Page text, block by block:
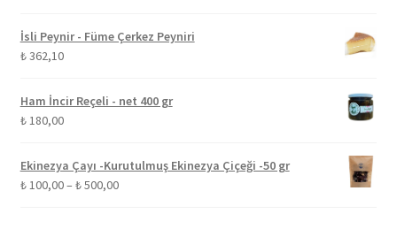
İsli Peynir - Füme Çerkez Peyniri
₺362,10
Ham İncir Reçeli - net 400 gr
₺180,00
Ekinezya Çayı -Kurutulmuş Ekinezya Çiçeği -50 gr
₺100,00– ₺500,00Fiyat